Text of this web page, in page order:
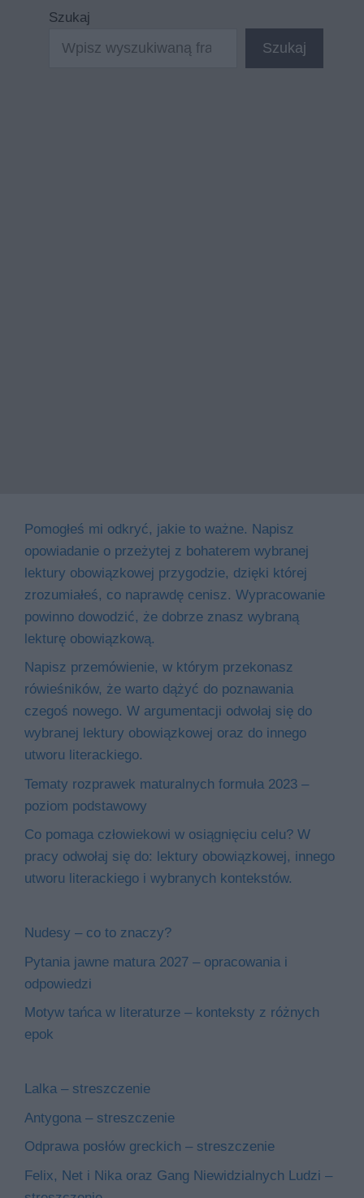
Szukaj
Szukaj
Pomogłeś mi odkryć, jakie to ważne. Napisz
opowiadanie o przeżytej z bohaterem wybranej
lektury obowiązkowej przygodzie, dzięki której
zrozumiałeś, co naprawdę cenisz. Wypracowanie
powinno dowodzić, że dobrze znasz wybraną
lekturę obowiązkową.
Napisz przemówienie, w którym przekonasz
rówieśników, że warto dążyć do poznawania
czegoś nowego. W argumentacji odwołaj się do
wybranej lektury obowiązkowej oraz do innego
utworu literackiego.
Tematy rozprawek maturalnych formuła 2023 –
poziom podstawowy
Co pomaga człowiekowi w osiągnięciu celu? W
pracy odwołaj się do: lektury obowiązkowej, innego
utworu literackiego i wybranych kontekstów.
Nudesy – co to znaczy?
Pytania jawne matura 2027 – opracowania i
odpowiedzi
Motyw tańca w literaturze – konteksty z różnych
epok
Lalka – streszczenie
Antygona – streszczenie
Odprawa posłów greckich – streszczenie
Felix, Net i Nika oraz Gang Niewidzialnych Ludzi –